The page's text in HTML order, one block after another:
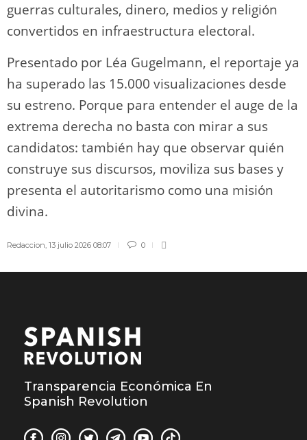
guerras culturales, dinero, medios y religión
convertidos en infraestructura electoral.
Presentado por Léa Gugelmann, el reportaje ya
ha superado las 15.000 visualizaciones desde
su estreno. Porque para entender el auge de la
extrema derecha no basta con mirar a sus
candidatos: también hay que observar quién
construye sus discursos, moviliza sus bases y
presenta el autoritarismo como una misión
divina.
Redaccion, 13 julio 2026 08:07 0
Transparencia Económica En
Spanish Revolution